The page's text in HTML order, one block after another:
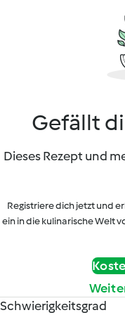
Gefällt
Dieses Rezept und
Registriere dich jetzt und
ein in die kulinarische Welt
Schwierigkeitsgrad